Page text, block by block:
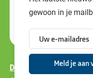
gewoon in je
Disclaimer Privacy